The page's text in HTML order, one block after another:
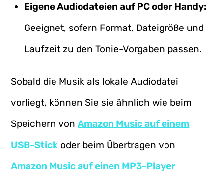
Eigene Audiodateien auf PC oder Handy:
Geeignet, sofern Format, Dateigröße und
Laufzeit zu den Tonie-Vorgaben passen.
Sobald die Musik als lokale Audiodatei
vorliegt, können Sie sie ähnlich wie beim
Speichern vonAmazon Music auf einem
USB-Stick oder beim Übertragen von
Amazon Music auf einen MP3-Player